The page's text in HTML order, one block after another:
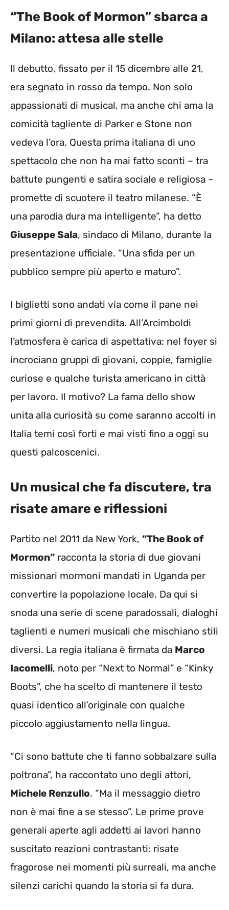
“The Book of Mormon” sbarca a
Milano: attesa alle stelle
Il debutto, fissato per il 15 dicembre alle 21,
era segnato in rosso da tempo. Non solo
appassionati di musical, ma anche chi ama la
comicità tagliente di Parker e Stone non
vedeva l’ora. Questa prima italiana di uno
spettacolo che non ha mai fatto sconti – tra
battute pungenti e satira sociale e religiosa –
promette di scuotere il teatro milanese. “È
una parodia dura ma intelligente”, ha detto
Giuseppe Sala, sindaco di Milano, durante la
presentazione ufficiale. “Una sfida per un
pubblico sempre più aperto e maturo”.
I biglietti sono andati via come il pane nei
primi giorni di prevendita. All’Arcimboldi
l’atmosfera è carica di aspettativa: nel foyer si
incrociano gruppi di giovani, coppie, famiglie
curiose e qualche turista americano in città
per lavoro. Il motivo? La fama dello show
unita alla curiosità su come saranno accolti in
Italia temi così forti e mai visti fino a oggi su
questi palcoscenici.
Un musical che fa discutere, tra
risate amare e riflessioni
Partito nel 2011 da New York, “The Book of
Mormon” racconta la storia di due giovani
missionari mormoni mandati in Uganda per
convertire la popolazione locale. Da qui si
snoda una serie di scene paradossali, dialoghi
taglienti e numeri musicali che mischiano stili
diversi. La regia italiana è firmata da Marco
Iacomelli, noto per “Next to Normal” e “Kinky
Boots”, che ha scelto di mantenere il testo
quasi identico all’originale con qualche
piccolo aggiustamento nella lingua.
“Ci sono battute che ti fanno sobbalzare sulla
poltrona”, ha raccontato uno degli attori,
Michele Renzullo. “Ma il messaggio dietro
non è mai fine a se stesso”. Le prime prove
generali aperte agli addetti ai lavori hanno
suscitato reazioni contrastanti: risate
fragorose nei momenti più surreali, ma anche
silenzi carichi quando la storia si fa dura.